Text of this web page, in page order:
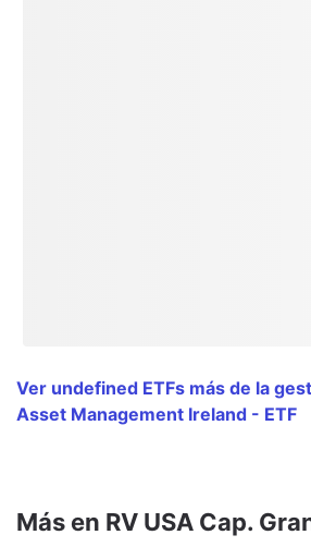
Ver undefined ETFs más de la
Asset Management Ireland - ETF
Más en RV USA Cap.